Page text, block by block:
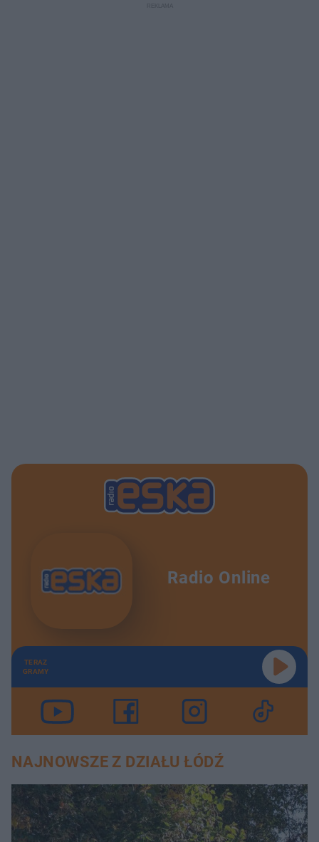
Radio Online
TERAZ
GRAMY
NAJNOWSZE Z DZIAŁU ŁÓDŹ